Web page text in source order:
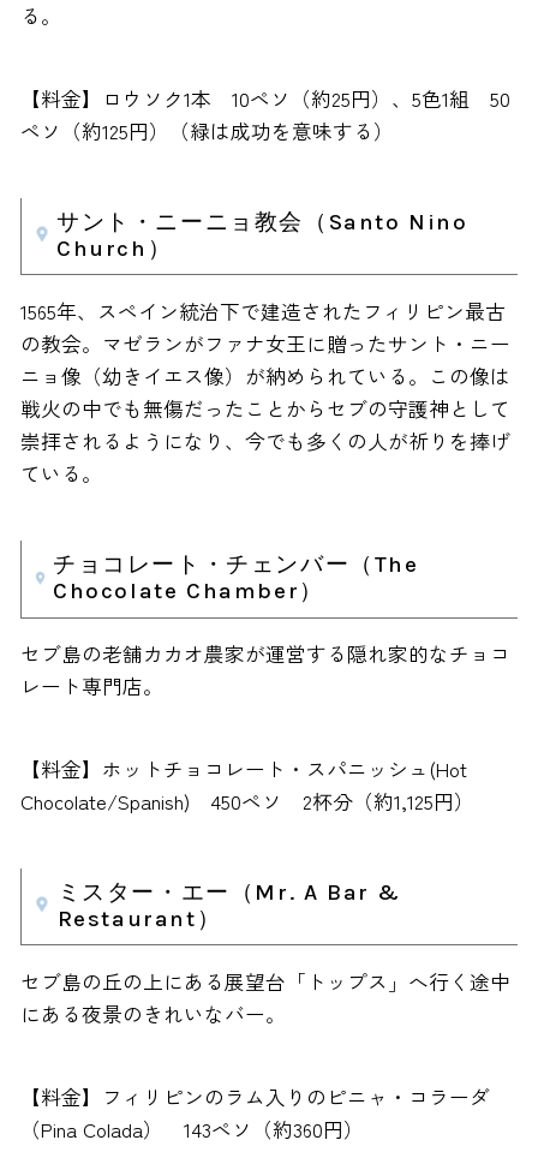
る。
【料金】ロウソク1本 10ペソ（約25円）、5色1組 50
ペソ（約125円）（緑は成功を意味する）
サント・ニーニョ教会（Santo Nino
Church）
1565年、スペイン統治下で建造されたフィリピン最古
の教会。マゼランがファナ女王に贈ったサント・ニー
ニョ像（幼きイエス像）が納められている。この像は
戦火の中でも無傷だったことからセブの守護神として
崇拝されるようになり、今でも多くの人が祈りを捧げ
ている。
チョコレート・チェンバー（The
Chocolate Chamber）
セブ島の老舗カカオ農家が運営する隠れ家的なチョコ
レート専門店。
【料金】ホットチョコレート・スパニッシュ(Hot
Chocolate/Spanish) 450ペソ 2杯分（約1,125円）
ミスター・エー（Mr. A Bar &
Restaurant）
セブ島の丘の上にある展望台「トップス」へ行く途中
にある夜景のきれいなバー。
【料金】フィリピンのラム入りのピニャ・コラーダ
（Pina Colada） 143ペソ（約360円）